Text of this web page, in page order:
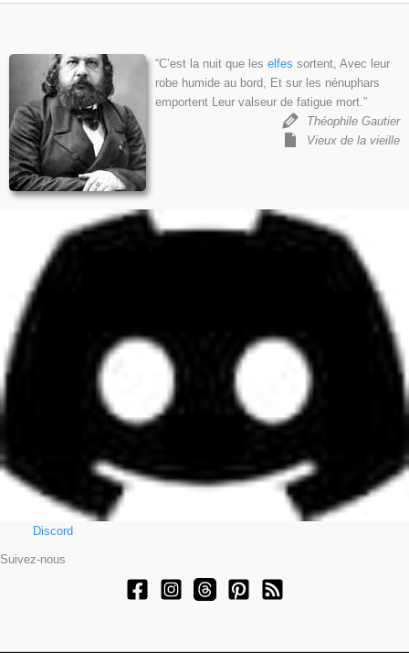
“C’est la nuit que les elfes sortent, Avec leur
robe humide au bord, Et sur les nénuphars
emportent Leur valseur de fatigue mort.”
Théophile Gautier
Vieux de la vieille
Discord
Suivez-nous